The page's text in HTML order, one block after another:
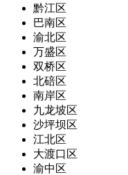
黔江区
巴南区
渝北区
万盛区
双桥区
北碚区
南岸区
九龙坡区
沙坪坝区
江北区
大渡口区
渝中区